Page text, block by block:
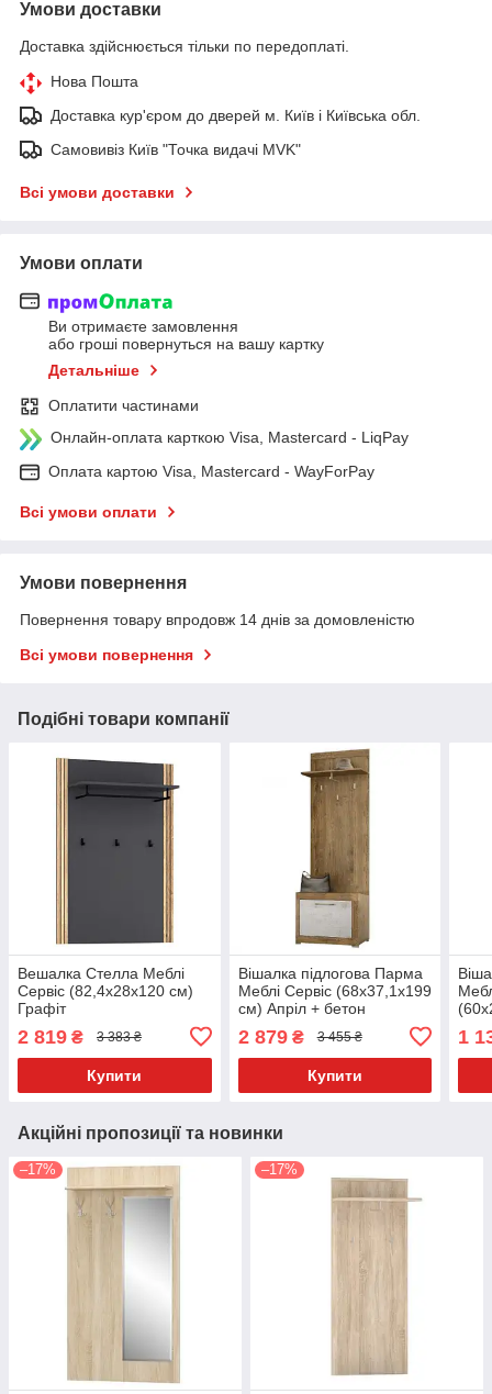
Умови доставки
Доставка здійснюється тільки по передоплаті.
Нова Пошта
Доставка кур'єром до дверей м. Київ і Київська обл.
Самовивіз Київ "Точка видачі MVK"
Всі умови доставки
Умови оплати
Ви отримаєте замовлення
або гроші повернуться на вашу картку
Детальніше
Оплатити частинами
Онлайн-оплата карткою Visa, Mastercard - LiqPay
Оплата картою Visa, Mastercard - WayForPay
Всі умови оплати
Умови повернення
Повернення товару впродовж 14 днів за домовленістю
Всі умови повернення
Подібні товари компанії
Вешалка Стелла Меблі
Сервіс (82,4х28х120 см)
Графіт
2 819 ₴ 3 383 ₴
Купити
Вішалка підлогова Парма
Меблі Сервіс (68х37,1х199
см) Апріл + бетон
2 879₴ 3 455 ₴
Купити
1
Акційні пропозиції та новинки
–17% –17%